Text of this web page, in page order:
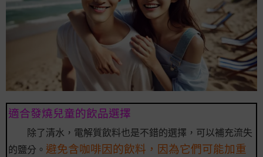
適合發燒兒童的飲品選擇
除了清水，電解質飲料也是不錯的選擇，可以補充流失
的鹽分。 避免含咖啡因的飲料，因為它們可能加重